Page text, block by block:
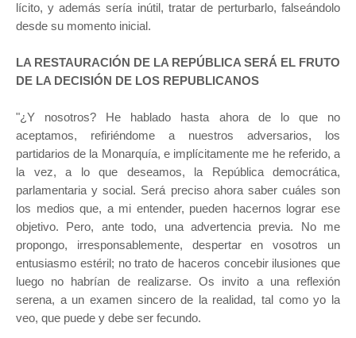
lícito, y además sería inútil, tratar de perturbarlo, falseándolo
desde su momento inicial.
LA RESTAURACIÓN DE LA REPÚBLICA SERÁ EL FRUTO
DE LA DECISIÓN DE LOS REPUBLICANOS
"¿Y nosotros? He hablado hasta ahora de lo que no
aceptamos, refiriéndome a nuestros adversarios, los
partidarios de la Monarquía, e implícitamente me he referido, a
la vez, a lo que deseamos, la República democrática,
parlamentaria y social. Será preciso ahora saber cuáles son
los medios que, a mi entender, pueden hacernos lograr ese
objetivo. Pero, ante todo, una advertencia previa. No me
propongo, irresponsablemente, despertar en vosotros un
entusiasmo estéril; no trato de haceros concebir ilusiones que
luego no habrían de realizarse. Os invito a una reflexión
serena, a un examen sincero de la realidad, tal como yo la
veo, que puede y debe ser fecundo.